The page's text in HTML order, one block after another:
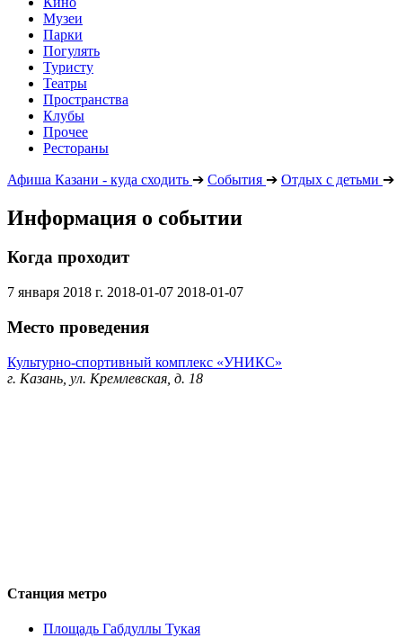
Музеи
Парки
Погулять
Туристу
Театры
Пространства
Клубы
Прочее
Рестораны
Афиша Казани - куда сходить ➔ События ➔ Отдых с детьми ➔
Информация о событии
Когда проходит
7 января 2018 г. 2018-01-07 2018-01-07
Место проведения
Культурно-спортивный комплекс «УНИКС»
г. Казань, ул. Кремлевская, д. 18
Станция метро
Площадь Габдуллы Тукая